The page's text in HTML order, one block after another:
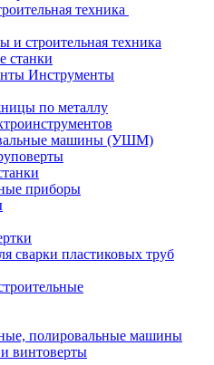
техника
и строительная техника
станки
Инструменты
по металлу
машины (УШМ)
приборы
сварки пластиковых труб
полировальные машины
винтоверты